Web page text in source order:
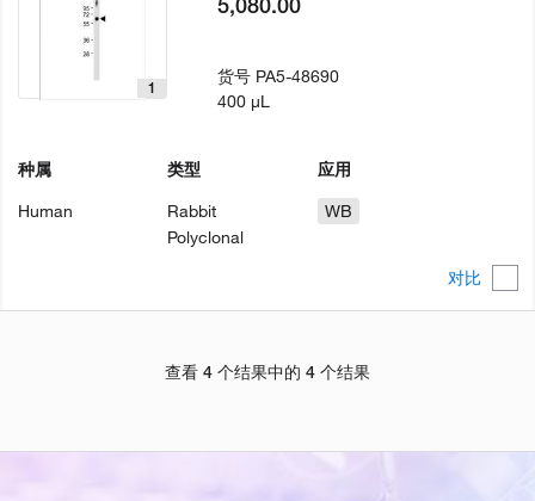
对比
1
种属
Human
类型
Rabbit
Polyclonal
应用
WB
货号 PA5-48690
400 µL
查看 4 个结果中的 4 个结果